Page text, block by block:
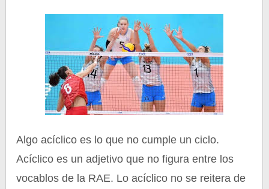
Algo acíclico es lo que no cumple un ciclo.
Acíclico es un adjetivo que no figura entre los
vocablos de la RAE. Lo acíclico no se reitera de